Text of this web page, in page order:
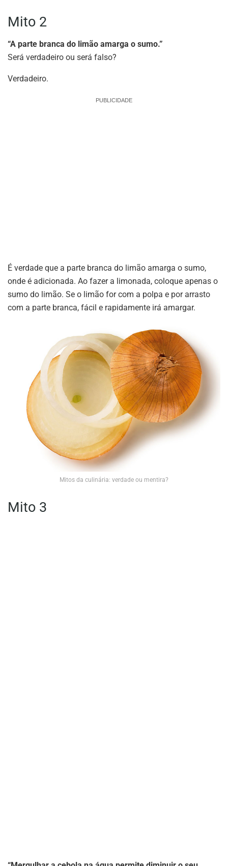
Mito 2
“A parte branca do limão amarga o sumo.”
Será verdadeiro ou será falso?
Verdadeiro.
PUBLICIDADE
É verdade que a parte branca do limão amarga o sumo,
onde é adicionada. Ao fazer a limonada, coloque apenas o
sumo do limão. Se o limão for com a polpa e por arrasto
com a parte branca, fácil e rapidamente irá amargar.
Mitos da culinária: verdade ou mentira?
Mito 3